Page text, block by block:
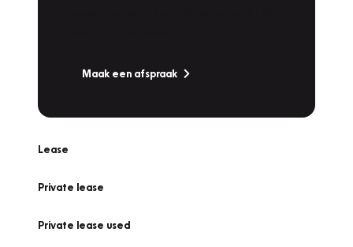
Maak een afspraak
Lease
Private lease
Private lease used